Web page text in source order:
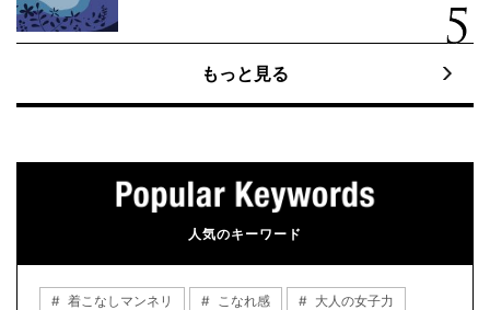
もっと見る
人気のキーワード
着こなしマンネリ こなれ感
大人の女子力